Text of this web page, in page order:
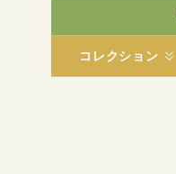
コレクション